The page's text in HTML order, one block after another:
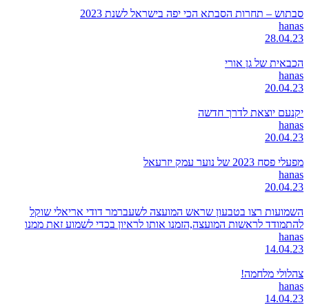
סבתוש – תחרות הסבתא הכי יפה בישראל לשנת 2023
hanas
28.04.23
הכבאית של גן אורי
hanas
20.04.23
יקנעם יוצאת לדרך חדשה
hanas
20.04.23
מפעלי פסח 2023 של נוער עמק יזרעאל
hanas
20.04.23
השמועות רצו בטבעון שראש המועצה לשעברמר דודי אריאלי שוקל
להתמודד לראשות המועצה,הזמנו אותו לראיון בכדי לשמוע זאת ממנו
hanas
14.04.23
צהלולי מלחמה!
hanas
14.04.23